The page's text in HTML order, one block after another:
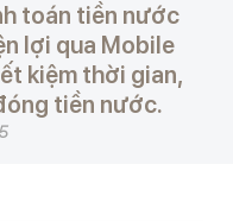
toán tiền nước
lợi qua Mobile
kiệm thời gian,
tiền nước.